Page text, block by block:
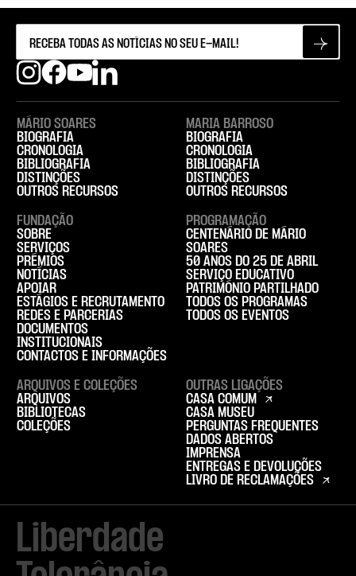
Liberdade
MÁRIO SOARES
BIOGRAFIA
CRONOLOGIA
BIBLIOGRAFIA
DISTINÇÕES
OUTROS RECURSOS
MARIA BARROSO
BIOGRAFIA
CRONOLOGIA
BIBLIOGRAFIA
DISTINÇÕES
OUTROS RECURSOS
FUNDAÇÃO
SOBRE
SERVIÇOS
PRÉMIOS
NOTÍCIAS
APOIAR
ESTÁGIOS E RECRUTAMENTO
REDES E PARCERIAS
DOCUMENTOS
INSTITUCIONAIS
CONTACTOS E INFORMAÇÕES
PROGRAMAÇÃO
CENTENÁRIO DE MÁRIO
SOARES
50 ANOS DO 25 DE ABRIL
SERVIÇO EDUCATIVO
PATRIMÓNIO PARTILHADO
TODOS OS PROGRAMAS
TODOS OS EVENTOS
ARQUIVOS E COLEÇÕES
ARQUIVOS
BIBLIOTECAS
COLEÇÕES
OUTRAS LIGAÇÕES
CASA COMUM
CASA MUSEU
PERGUNTAS FREQUENTES
DADOS ABERTOS
IMPRENSA
ENTREGAS E DEVOLUÇÕES
LIVRO DE RECLAMAÇÕES